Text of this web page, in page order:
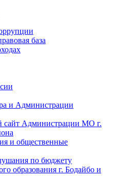
база
и Администрации
Администрации МО г.
и общественные
по бюджету
образования г. Бодайбо и